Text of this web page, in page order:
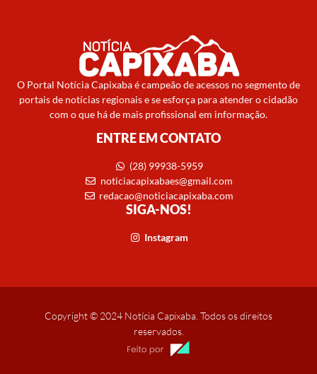
O Portal Notícia Capixaba é campeão de acessos no segmento de
portais de notícias regionais e se esforça para atender o cidadão
com o que há de mais profissional em informação.
ENTRE EM CONTATO
(28) 99938-5959
noticiacapixabaes@gmail.com
redacao@noticiacapixaba.com
SIGA-NOS!
Instagram
Copyright © 2024 Notícia Capixaba. Todos os direitos
reservados.